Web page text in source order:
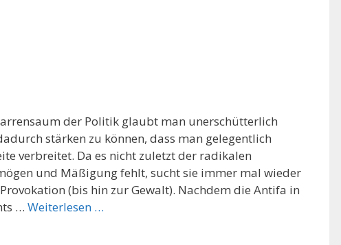
der Politik glaubt man unerschütterlich
stärken zu können, dass man gelegentlich
verbreitet. Da es nicht zuletzt der radikalen
und Mäßigung fehlt, sucht sie immer mal wieder
(bis hin zur Gewalt). Nachdem die Antifa in
… Weiterlesen …